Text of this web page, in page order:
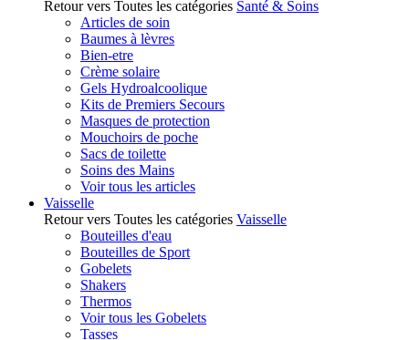
Retour vers Toutes les catégories Santé & Soins
Articles de soin
Baumes à lèvres
Bien-etre
Crème solaire
Gels Hydroalcoolique
Kits de Premiers Secours
Masques de protection
Mouchoirs de poche
Sacs de toilette
Soins des Mains
Voir tous les articles
Vaisselle
Retour vers Toutes les catégories Vaisselle
Bouteilles d'eau
Bouteilles de Sport
Gobelets
Shakers
Thermos
Voir tous les Gobelets
Tasses